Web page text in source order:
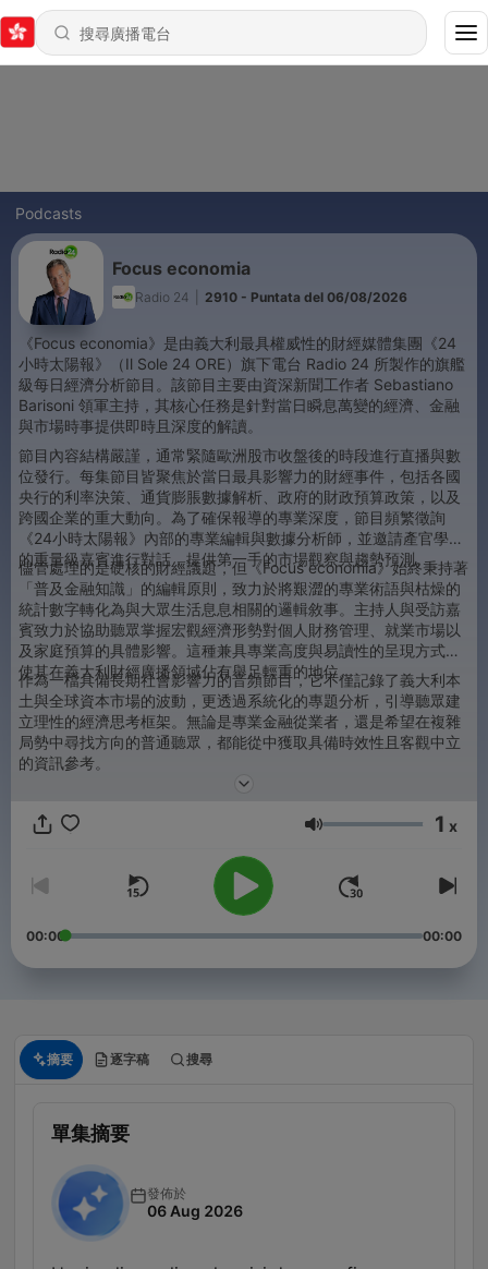
Podcasts
Focus economia
Radio 24 2910 - Puntata del 06/08/2026
《Focus economia》是由義大利最具權威性的財經媒體集團《24
小時太陽報》（Il Sole 24 ORE）旗下電台 Radio 24 所製作的旗艦
級每日經濟分析節目。該節目主要由資深新聞工作者 Sebastiano
Barisoni 領軍主持，其核心任務是針對當日瞬息萬變的經濟、金融
與市場時事提供即時且深度的解讀。
節目內容結構嚴謹，通常緊隨歐洲股市收盤後的時段進行直播與數
位發行。每集節目皆聚焦於當日最具影響力的財經事件，包括各國
央行的利率決策、通貨膨脹數據解析、政府的財政預算政策，以及
跨國企業的重大動向。為了確保報導的專業深度，節目頻繁徵詢
《24小時太陽報》內部的專業編輯與數據分析師，並邀請產官學界
的重量級嘉賓進行對話，提供第一手的市場觀察與趨勢預測。
儘管處理的是硬核的財經議題，但《Focus economia》始終秉持著
「普及金融知識」的編輯原則，致力於將艱澀的專業術語與枯燥的
統計數字轉化為與大眾生活息息相關的邏輯敘事。主持人與受訪嘉
賓致力於協助聽眾掌握宏觀經濟形勢對個人財務管理、就業市場以
及家庭預算的具體影響。這種兼具專業高度與易讀性的呈現方式，
使其在義大利財經廣播領域佔有舉足輕重的地位。
作為一檔具備長期社會影響力的音頻節目，它不僅記錄了義大利本
土與全球資本市場的波動，更透過系統化的專題分析，引導聽眾建
立理性的經濟思考框架。無論是專業金融從業者，還是希望在複雜
局勢中尋找方向的普通聽眾，都能從中獲取具備時效性且客觀中立
的資訊參考。
音量 1 x
00:00 00:00
摘要 逐字稿 搜尋
單集摘要
發佈於
06 Aug 2026